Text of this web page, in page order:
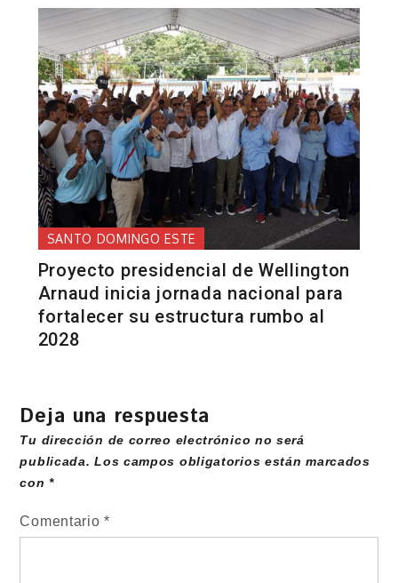
SANTO DOMINGO ESTE
Proyecto presidencial de Wellington
Arnaud inicia jornada nacional para
fortalecer su estructura rumbo al
2028
Deja una respuesta
Tu dirección de correo electrónico no será
publicada. Los campos obligatorios están marcados
con*
Comentario*